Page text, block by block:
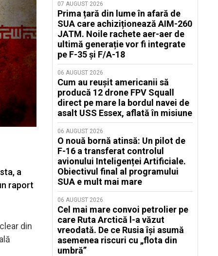
a
raport
din
07 AUGUST 2026
Prima țară din lume în afară de
SUA care achiziționează AIM-260
JATM. Noile rachete aer-aer de
ultimă generație vor fi integrate
pe F-35 și F/A-18
06 AUGUST 2026
Cum au reușit americanii să
producă 12 drone FPV Squall
direct pe mare la bordul navei de
asalt USS Essex, aflată în misiune
06 AUGUST 2026
O nouă bornă atinsă: Un pilot de
F-16 a transferat controlul
avionului Inteligenței Artificiale.
Obiectivul final al programului
SUA e mult mai mare
06 AUGUST 2026
Cel mai mare convoi petrolier pe
care Ruta Arctică l-a văzut
vreodată. De ce Rusia își asumă
asemenea riscuri cu „flota din
umbră”